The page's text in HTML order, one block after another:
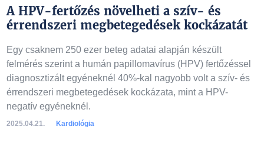
A HPV-fertőzés növelheti a szív- és
érrendszeri megbetegedések kockázatát
Egy csaknem 250 ezer beteg adatai alapján készült
felmérés szerint a humán papillomavírus (HPV) fertőzéssel
diagnosztizált egyéneknél 40%-kal nagyobb volt a szív- és
érrendszeri megbetegedések kockázata, mint a HPV-
negatív egyéneknél.
2025.04.21. Kardiológia